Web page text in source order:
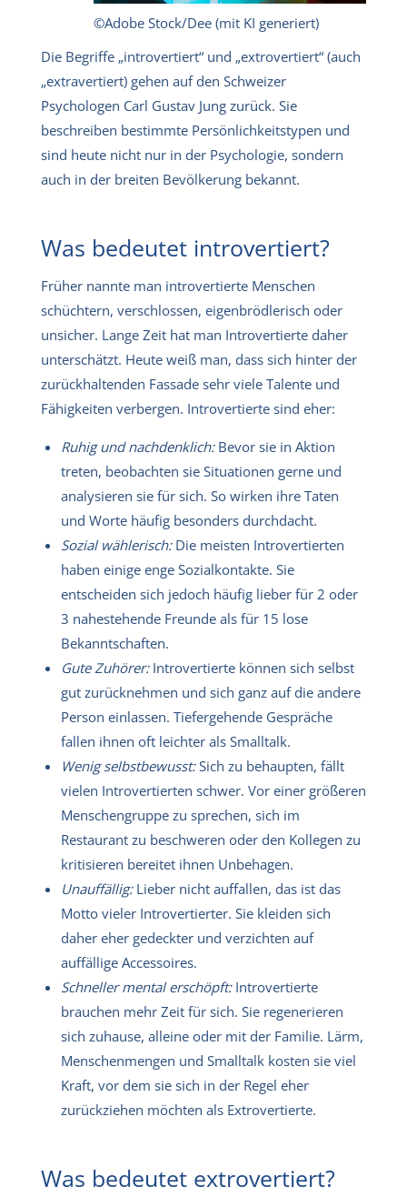
©Adobe Stock/Dee (mit KI generiert)
Die Begriffe „introvertiert“ und „extrovertiert“ (auch
„extravertiert) gehen auf den Schweizer
Psychologen Carl Gustav Jung zurück. Sie
beschreiben bestimmte Persönlichkeitstypen und
sind heute nicht nur in der Psychologie, sondern
auch in der breiten Bevölkerung bekannt.
Was bedeutet introvertiert?
Früher nannte man introvertierte Menschen
schüchtern, verschlossen, eigenbrödlerisch oder
unsicher. Lange Zeit hat man Introvertierte daher
unterschätzt. Heute weiß man, dass sich hinter der
zurückhaltenden Fassade sehr viele Talente und
Fähigkeiten verbergen. Introvertierte sind eher:
Ruhig und nachdenklich:Bevor sie in Aktion
treten, beobachten sie Situationen gerne und
analysieren sie für sich. So wirken ihre Taten
und Worte häufig besonders durchdacht.
Sozial wählerisch:Die meisten Introvertierten
haben einige enge Sozialkontakte. Sie
entscheiden sich jedoch häufig lieber für 2 oder
3 nahestehende Freunde als für 15 lose
Bekanntschaften.
Gute Zuhörer:Introvertierte können sich selbst
gut zurücknehmen und sich ganz auf die andere
Person einlassen. Tiefergehende Gespräche
fallen ihnen oft leichter als Smalltalk.
Wenig selbstbewusst:Sich zu behaupten, fällt
vielen Introvertierten schwer. Vor einer größeren
Menschengruppe zu sprechen, sich im
Restaurant zu beschweren oder den Kollegen zu
kritisieren bereitet ihnen Unbehagen.
Unauffällig:Lieber nicht auffallen, das ist das
Motto vieler Introvertierter. Sie kleiden sich
daher eher gedeckter und verzichten auf
auffällige Accessoires.
Schneller mental erschöpft:Introvertierte
brauchen mehr Zeit für sich. Sie regenerieren
sich zuhause, alleine oder mit der Familie. Lärm,
Menschenmengen und Smalltalk kosten sie viel
Kraft, vor dem sie sich in der Regel eher
zurückziehen möchten als Extrovertierte.
Was bedeutet extrovertiert?